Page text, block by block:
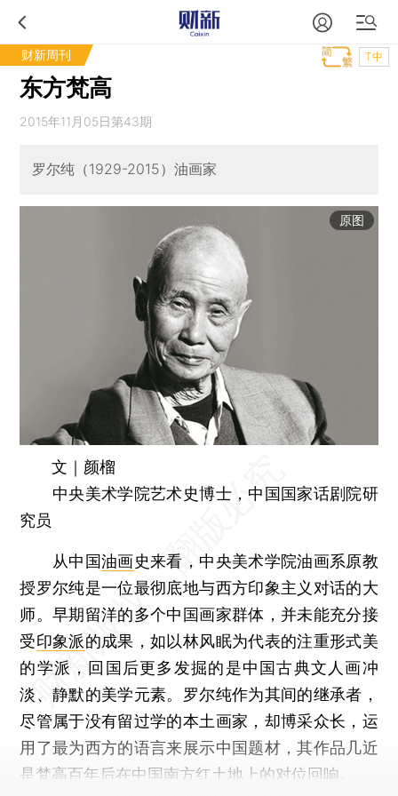
财新周刊 T中
东方梵高
2015年11月05日第43期
罗尔纯（1929-2015）油画家
原图
文｜颜榴
中央美术学院艺术史博士，中国国家话剧院研
究员
从中国油画史来看，中央美术学院油画系原教
授罗尔纯是一位最彻底地与西方印象主义对话的大
师。早期留洋的多个中国画家群体，并未能充分接
受印象派的成果，如以林风眠为代表的注重形式美
的学派，回国后更多发掘的是中国古典文人画冲
淡、静默的美学元素。罗尔纯作为其间的继承者，
尽管属于没有留过学的本土画家，却博采众长，运
用了最为西方的语言来展示中国题材，其作品几近
是梵高百年后在中国南方红土地上的对位回响。